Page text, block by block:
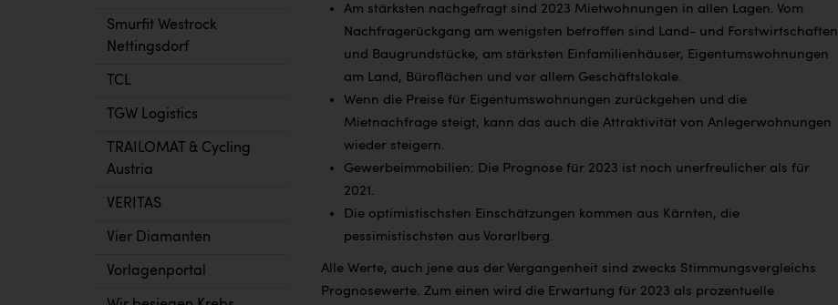
Smurfit Westrock
Nettingsdorf
TCL
TGW Logistics
TRAILOMAT & Cycling
Austria
VERITAS
Vier Diamanten
Vorlagenportal
Am stärksten nachgefragt sind 2023 Mietwohnungen in allen Lagen. Vom
Nachfragerückgang am wenigsten betroffen sind Land- und Forstwirtschaften
und Baugrundstücke, am stärksten Einfamilienhäuser, Eigentumswohnungen
am Land, Büroflächen und vor allem Geschäftslokale.
Wenn die Preise für Eigentumswohnungen zurückgehen und die
Mietnachfrage steigt, kann das auch die Attraktivität von Anlegerwohnungen
wieder steigern.
Gewerbeimmobilien: Die Prognose für 2023 ist noch unerfreulicher als für
2021.
Die optimistischsten Einschätzungen kommen aus Kärnten, die
pessimistischsten aus Vorarlberg.
Alle Werte, auch jene aus der Vergangenheit sind zwecks Stimmungsvergleichs
Prognosewerte. Zum einen wird die Erwartung für 2023 als prozentuelle